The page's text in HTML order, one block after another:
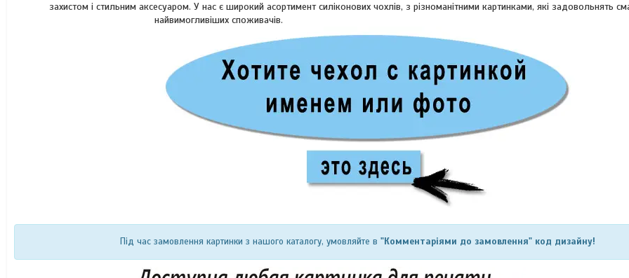
захистом і стильним аксесуаром. У нас є широкий асортимент силіконових чохлів, з різноманітними картинками, які задовольнять
найвимогливіших споживачів.
Під час замовлення картинки з нашого каталогу, умовляйте в "Комментаріями до замовлення" код дизайну!